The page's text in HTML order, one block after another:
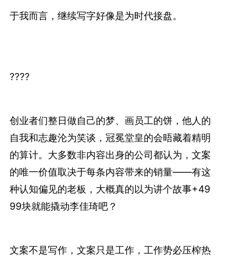
于我而言，继续写字好像是为时代接盘。
????
创业者们整日做自己的梦、画员工的饼，他人的
自我和志趣沦为笑谈，冠冕堂皇的会晤藏着精明
的算计。大多数非内容出身的公司都认为，文案
的唯一价值取决于每条内容带来的销量——有这
种认知偏见的老板，大概真的以为讲个故事+49
99块就能撬动李佳琦吧？
文案不是写作，文案只是工作，工作势必压榨热